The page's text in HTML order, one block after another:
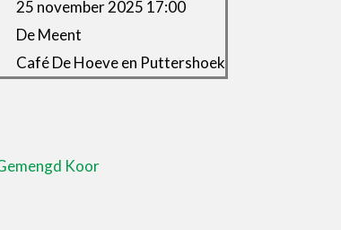
25 november 2025 17:00
De Meent
Café De Hoeve en Puttershoek
Koor